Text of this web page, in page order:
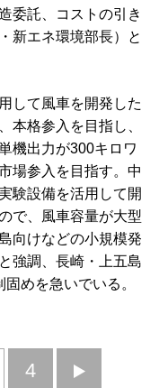
委託、コストの引き
新エネ環境部長）と
して風車を開発した
本格参入を目指し、
機出力が300キロワ
場参入を目指す。中
験設備を活用して開
で、風車容量が大型
向けなどの小規模発
強調、長崎・上五島
めを急いでいる。
4